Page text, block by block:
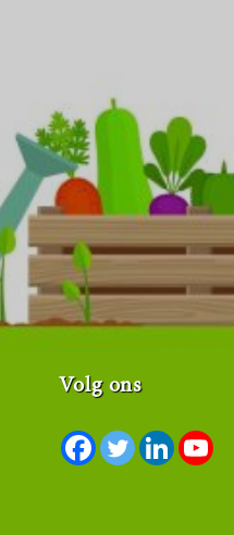
Volg ons